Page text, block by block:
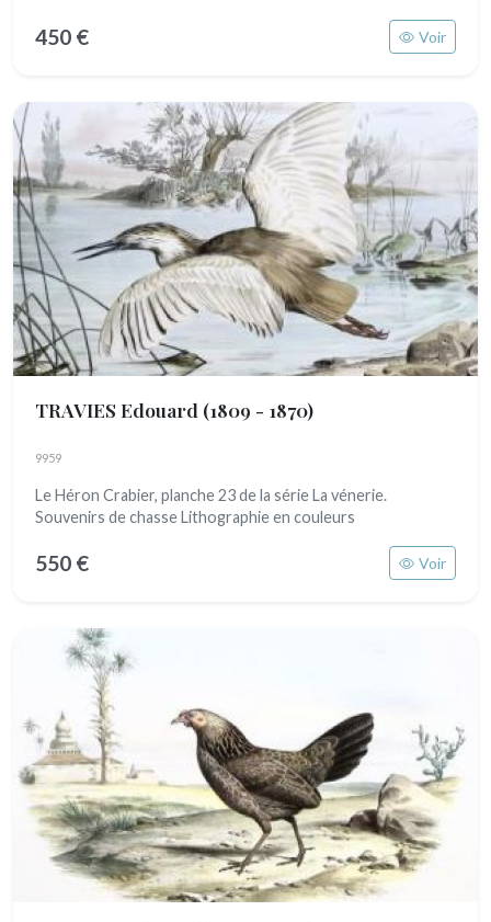
450 € Voir
TRAVIES Edouard (1809 - 1870)
9959
Le Héron Crabier, planche 23 de la série La vénerie.
Souvenirs de chasse Lithographie en couleurs
550 € Voir